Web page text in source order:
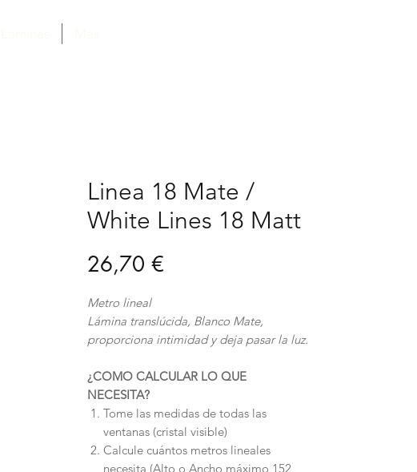
Linea 18 Mate /
White Lines 18 Matt
26,70 €
Metro lineal
Lámina translúcida, Blanco Mate,
proporciona intimidad y deja pasar la luz.
¿COMO CALCULAR LO QUE
NECESITA?
Tome las medidas de todas las
ventanas (cristal visible)
Calcule cuántos metros lineales
necesita (Alto o Ancho máximo 152